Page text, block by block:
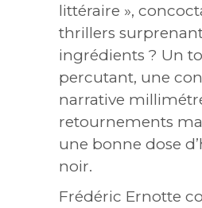
littéraire »,
thrillers
ingrédients ? Un
percutant, une
narrative
retournements
une bonne dose
noir.
Frédéric Ernotte